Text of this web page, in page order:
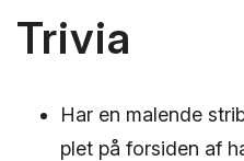
Trivia
Har en malende
plet på forsiden af